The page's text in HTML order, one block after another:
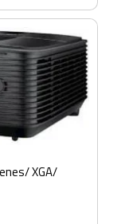
XGA/